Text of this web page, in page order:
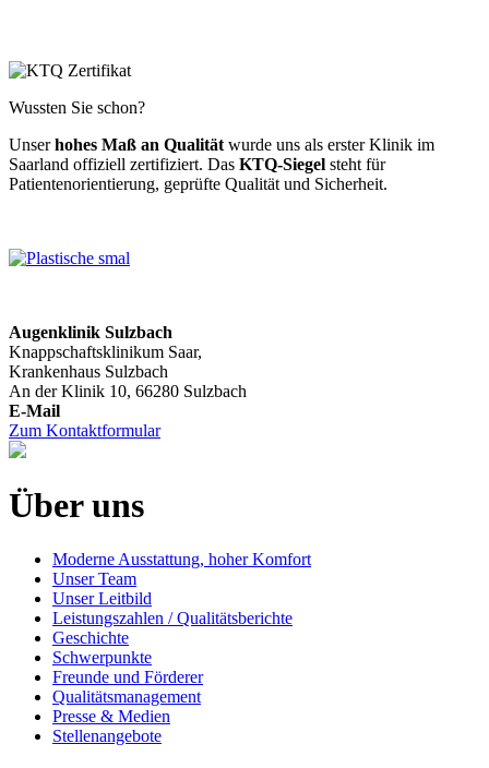
Wussten Sie schon?
Unserhohes Maß an Qualität wurde uns als erster Klinik im
Saarland offiziell zertifiziert. Das KTQ-Siegel steht für
Patientenorientierung, geprüfte Qualität und Sicherheit.
Augenklinik Sulzbach
Knappschaftsklinikum Saar,
Krankenhaus Sulzbach
An der Klinik 10, 66280 Sulzbach
Zum Kontaktformular
Über uns
Moderne Ausstattung, hoher Komfort
Unser Team
Unser Leitbild
Leistungszahlen / Qualitätsberichte
Geschichte
Schwerpunkte
Freunde und Förderer
Qualitätsmanagement
Presse & Medien
Stellenangebote